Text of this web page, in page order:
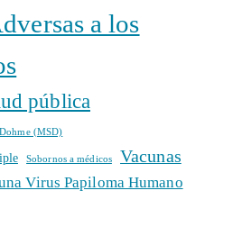
a los
pública
(MSD)
Sobornos a médicos Vacunas
Virus Papiloma Humano